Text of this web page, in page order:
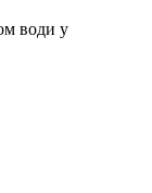
води у